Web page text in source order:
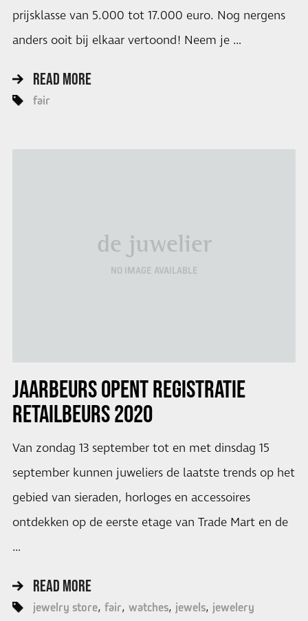
prijsklasse van 5.000 tot 17.000 euro. Nog nergens
anders ooit bij elkaar vertoond! Neem je …
READ MORE
fair
de juwelier
NO IMAGE AVAILABLE
JAARBEURS OPENT REGISTRATIE
RETAILBEURS 2020
Van zondag 13 september tot en met dinsdag 15
september kunnen juweliers de laatste trends op het
gebied van sieraden, horloges en accessoires
ontdekken op de eerste etage van Trade Mart en de
…
READ MORE
jewelry store fair watches jewels jewelery